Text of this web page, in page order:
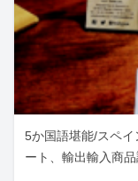
5か国語堪能/スペ
ート、輸出輸入商品